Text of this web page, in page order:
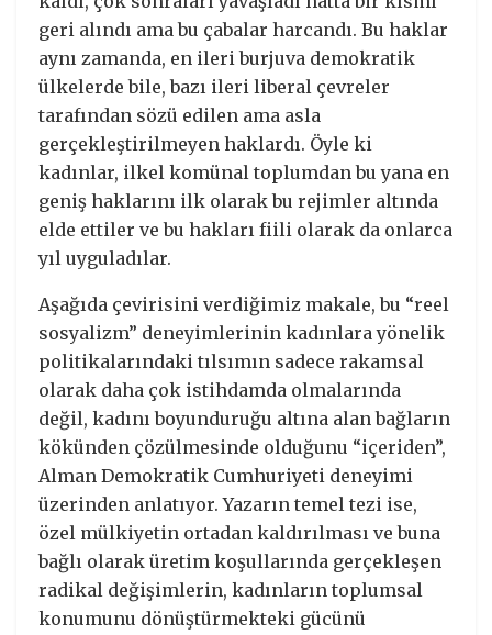
geri alındı ama bu çabalar harcandı. Bu haklar
aynı zamanda, en ileri burjuva demokratik
ülkelerde bile, bazı ileri liberal çevreler
tarafından sözü edilen ama asla
gerçekleştirilmeyen haklardı. Öyle ki
kadınlar, ilkel komünal toplumdan bu yana en
geniş haklarını ilk olarak bu rejimler altında
elde ettiler ve bu hakları fiili olarak da onlarca
yıl uyguladılar.
Aşağıda çevirisini verdiğimiz makale, bu “reel
sosyalizm” deneyimlerinin kadınlara yönelik
politikalarındaki tılsımın sadece rakamsal
olarak daha çok istihdamda olmalarında
değil, kadını boyunduruğu altına alan bağların
kökünden çözülmesinde olduğunu “içeriden”,
Alman Demokratik Cumhuriyeti deneyimi
üzerinden anlatıyor. Yazarın temel tezi ise,
özel mülkiyetin ortadan kaldırılması ve buna
bağlı olarak üretim koşullarında gerçekleşen
radikal değişimlerin, kadınların toplumsal
konumunu dönüştürmekteki gücünü